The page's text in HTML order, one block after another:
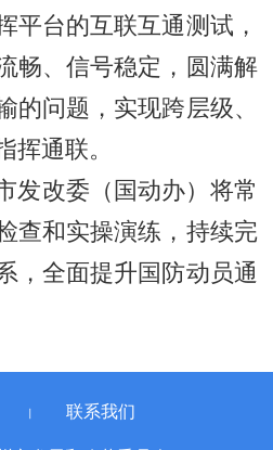
平台的互联互通测试，
畅、信号稳定，圆满解
的问题，实现跨层级、
通联。
发改委（国动办）将常
查和实操演练，持续完
，全面提升国防动员通
丨
联系我们